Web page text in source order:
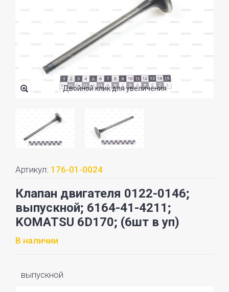
Двойной клик для увеличения
Артикул: 176-01-0024
Клапан двигателя 0122-0146;
выпускной; 6164-41-4211;
KOMATSU 6D170; (6шт в уп)
В наличии
выпускной